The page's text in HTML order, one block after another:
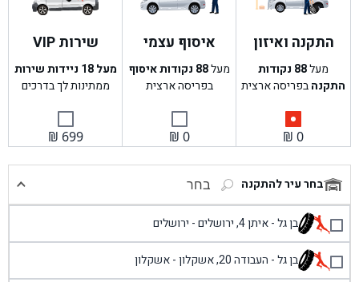
התקנה ואיזון
מעל88 נקודות
התקנהבפריסה ארצית
₪ 0
איסוף עצמי
מעל88 נקודות איסוף
בפריסה ארצית
₪ 0
שירות VIP
מעל 18 ניידות שירות
ממתינות לך בדרכים
₪ 699
בחר עיר להתקנה בחר
בן גל - איתן 4, ירושלים - ירושלים
בן גל - העבודה 20, אשקלון - אשקלון